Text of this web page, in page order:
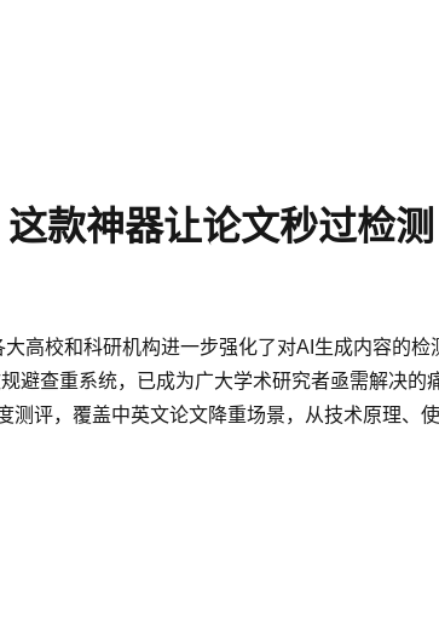
款神器让论文秒过检测
高校和科研机构进一步强化了对AI生成内容的
查重系统，已成为广大学术研究者亟需解决的
评，覆盖中英文论文降重场景，从技术原理、